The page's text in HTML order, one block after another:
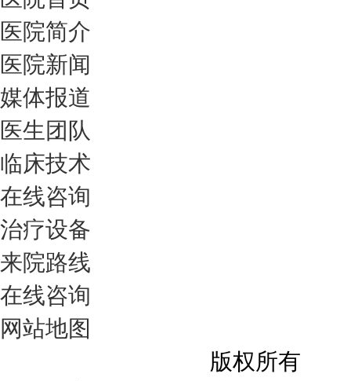
医院简介
医院新闻
媒体报道
医生团队
临床技术
在线咨询
治疗设备
来院路线
在线咨询
网站地图
版权所有